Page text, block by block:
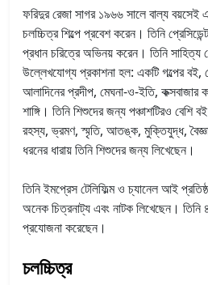
ফরিদুর রেজা সাগর ১৯৬৬ সালে বাল্য বয়সেই
চলচ্চিত্র শিল্পে প্রবেশ করেন। তিনি
প্রধান চরিত্রে অভিনয় করেন। তিনি সাহিত্য
উল্লেখযোগ্য প্রকাশনা হল: একটি গল্পের বই,
আলাদিনের প্রদীপ, মেঘনা-ও-ইতি, কক্সবাজার
শাঙ্গি। তিনি শিশুদের জন্য পঞ্চাশটিরও বেশি
রহস্য, ভ্রমণ, স্মৃতি, আতঙ্ক, মুক্তিযুদ্ধ,
ধরনের ধারায় তিনি শিশুদের জন্য লিখেছেন।
তিনি ইমপ্রেস টেলিফিল্ম ও চ্যানেল আই
অনেক চিত্রনাট্য এবং নাটক লিখেছেন। তিনি
প্রযোজনা করেছেন।
চলচ্চিত্র